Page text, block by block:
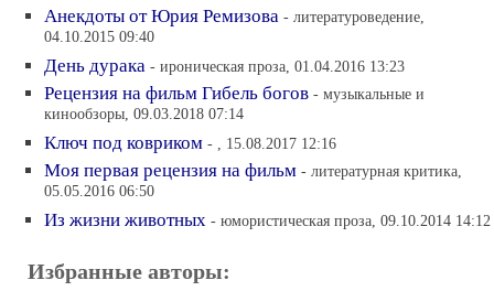
Анекдоты от Юрия Ремизова - литературоведение,
04.10.2015 09:40
День дурака - ироническая проза, 01.04.2016 13:23
Рецензия на фильм Гибель богов - музыкальные и
кинообзоры, 09.03.2018 07:14
Ключ под ковриком - , 15.08.2017 12:16
Моя первая рецензия на фильм - литературная критика,
05.05.2016 06:50
Из жизни животных - юмористическая проза, 09.10.2014 14:12
Избранные авторы: